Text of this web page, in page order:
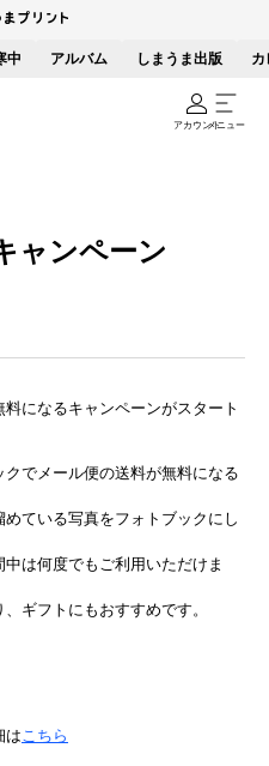
中 アルバム しまうま出版 カ
アカウントメニュー
ャンペーン
になるキャンペーンがスタート
でメール便の送料が無料になる
ている写真をフォトブックにし
は何度でもご利用いただけま
ギフトにもおすすめです。
はこちら